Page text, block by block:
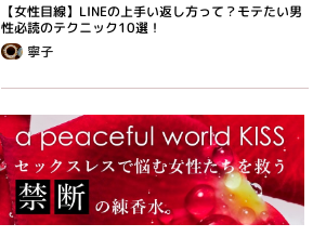
【女性目線】LINEの上手い返し方って？モテたい男
性必読のテクニック10選！
寧子